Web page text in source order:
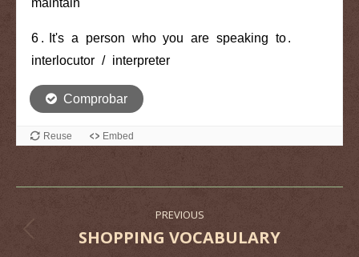
navigation
PREVIOUS
Previous
SHOPPING VOCABULARY